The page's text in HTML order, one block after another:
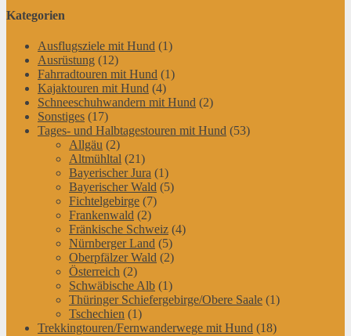
Kategorien
Ausflugsziele mit Hund (1)
Ausrüstung (12)
Fahrradtouren mit Hund (1)
Kajaktouren mit Hund (4)
Schneeschuhwandern mit Hund (2)
Sonstiges (17)
Tages- und Halbtagestouren mit Hund (53)
Allgäu (2)
Altmühltal (21)
Bayerischer Jura (1)
Bayerischer Wald (5)
Fichtelgebirge (7)
Frankenwald (2)
Fränkische Schweiz (4)
Nürnberger Land (5)
Oberpfälzer Wald (2)
Österreich (2)
Schwäbische Alb (1)
Thüringer Schiefergebirge/Obere Saale (1)
Tschechien (1)
Trekkingtouren/Fernwanderwege mit Hund (18)